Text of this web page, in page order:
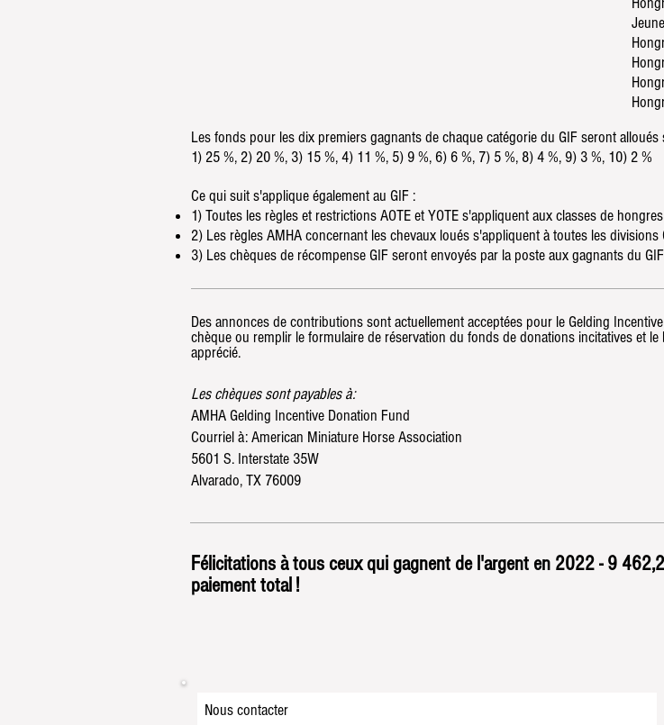
Les fonds pour les dix premiers gagnants de chaque catégorie du GIF seront
1) 25 %, 2) 20 %, 3) 15 %, 4) 11 %, 5) 9 %, 6) 6 %, 7) 5 %, 8) 4 %, 9) 3 %, 10) 2 %
Ce qui suit s'applique également au GIF :
1) Toutes les règles et restrictions AOTE et YOTE s'appliquent aux classes de hongres
2) Les règles AMHA concernant les chevaux loués s'appliquent à toutes les divisions
3) Les chèques de récompense GIF seront envoyés par la poste aux gagnants du
Des annonces de contributions sont actuellement acceptées pour le Gelding
chèque ou remplir le formulaire de réservation du fonds de donations incitatives et
apprécié.
Les chèques sont payables à:
AMHA Gelding Incentive Donation Fund
Courriel à: American Miniature Horse Association
5601 S. Interstate 35W
Alvarado, TX 76009
Félicitationsà tous ceux qui gagnent de l'argent en 2022 - 9
paiement total !
Nous contacter